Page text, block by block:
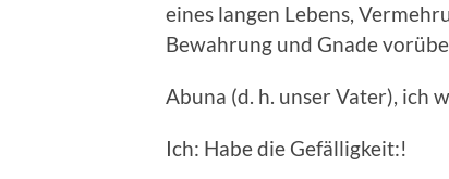
eines langen Lebens,
Bewahrung und Gnade
Abuna (d. h. unser Vater), ich
Ich: Habe die Gefälligkeit:!